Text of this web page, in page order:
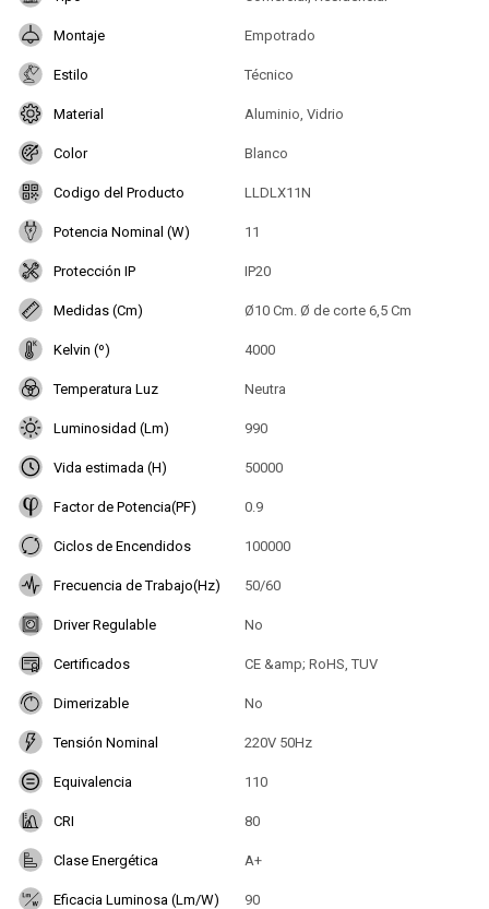
Montaje Empotrado
Estilo Técnico
Material Aluminio, Vidrio
Color Blanco
Codigo del Producto LLDLX11N
Potencia Nominal (W) 11
Protección IP IP20
Medidas (Cm) Ø10 Cm. Ø de corte 6,5 Cm
Kelvin (º) 4000
Temperatura Luz Neutra
Luminosidad (Lm) 990
Vida estimada (H) 50000
Factor de Potencia(PF) 0.9
Ciclos de Encendidos 100000
Frecuencia de Trabajo(Hz) 50/60
Driver Regulable No
Certificados CE &amp; RoHS, TUV
Dimerizable No
Tensión Nominal 220V 50Hz
Equivalencia 110
CRI 80
Clase Energética A+
Eficacia Luminosa (Lm/W) 90